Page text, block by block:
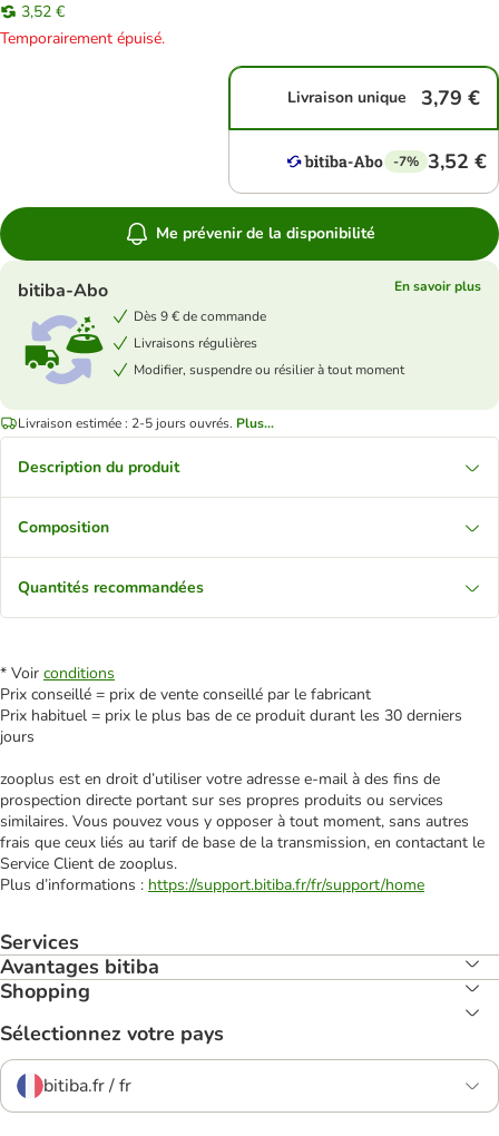
3,52 €
Temporairement épuisé.
Livraison unique 3,79 €
-7% 3,52 €
Me prévenir de la disponibilité
bitiba-Abo
En savoir plus
Dès 9 € de commande
Livraisons régulières
Modifier, suspendre ou résilier à tout moment
Livraison estimée : 2-5 jours ouvrés. Plus...
Description du produit
Composition
Quantités recommandées
* Voir conditions
Prix conseillé = prix de vente conseillé par le fabricant
Prix habituel = prix le plus bas de ce produit durant les 30 derniers
jours
zooplus est en droit d’utiliser votre adresse e‑mail à des fins de
prospection directe portant sur ses propres produits ou services
similaires. Vous pouvez vous y opposer à tout moment, sans autres
frais que ceux liés au tarif de base de la transmission, en contactant le
Service Client de zooplus.
Plus d’informations : https://support.bitiba.fr/fr/support/home
Services
Avantages bitiba
Shopping
Sélectionnez votre pays
bitiba.fr / fr